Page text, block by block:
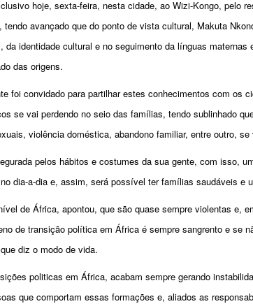
hoje, sexta-feira, nesta cidade, ao Wizi-Kongo, pelo
tendo avançado que do ponto de vista cultural, Makuta
da identidade cultural e no seguimento da línguas
das origens.
foi convidado para partilhar estes conhecimentos com os
se vai perdendo no seio das famílias, tendo sublinhado
violência doméstica, abandono familiar, entre outro,
pelos hábitos e costumes da sua gente, com isso,
dia-a-dia e, assim, será possível ter famílias saudáveis e
de África, apontou, que são quase sempre violentas e,
de transição política em África é sempre sangrento e se
diz o modo de vida.
politicas em África, acabam sempre gerando
que comportam essas formações e, aliados as